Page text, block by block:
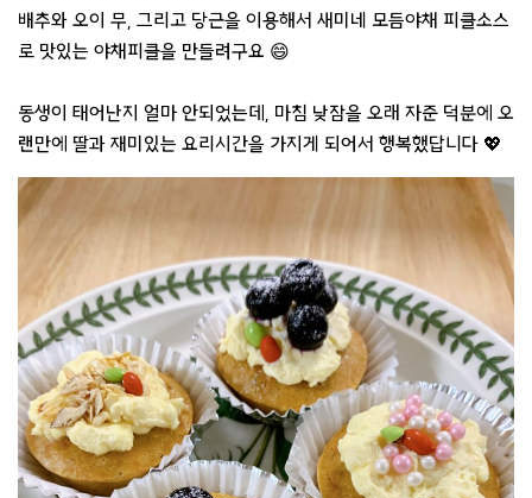
배추와 오이 무, 그리고 당근을 이용해서 새미네 모듬야채 피클소스
로 맛있는 야채피클을 만들려구요 😄
동생이 태어난지 얼마 안되었는데, 마침 낮잠을 오래 자준 덕분에 오
랜만에 딸과 재미있는 요리시간을 가지게 되어서 행복했답니다 💖